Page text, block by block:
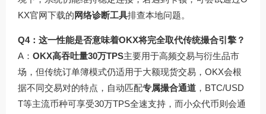
KX官网下载的 网络诊断工具排查本地问题。
Q4：这一性能是否意味着OKX将完全取代传统撮合引擎？
A： OKX高吞吐量30万TPS主要用于高频交易与衍生品市
场，但传统订单簿模式仍适用于大额现货交易，OKX会根
据不同交易对的特点，自动匹配专属撮合通道 ，BTC/USD
T等主流币种可享受30万TPS全速支持，而小众代币则会通